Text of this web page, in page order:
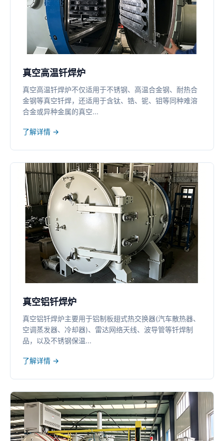
真空高温钎焊炉
真空高温钎焊炉不仅适用于不锈钢、高温合金钢、耐热合
金钢等真空钎焊，还适用于含钛、锆、铌、钼等同种难溶
合金或异种金属的真空...
了解详情 →
真空铝钎焊炉
真空铝钎焊炉主要用于铝制板翅式热交换器(汽车散热器、
空调蒸发器、冷却器)、雷达网络天线、波导管等钎焊制
品，以及不锈钢保温...
了解详情 →